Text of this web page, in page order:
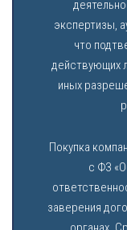
экспертизы,
что
действующих
иных
Покупка
с ФЗ
заверения